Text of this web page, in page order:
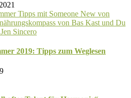
2019: Tipps zum Weglesen